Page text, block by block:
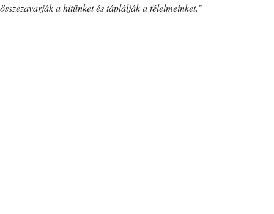
összezavarják a hitünket és táplálják a félelmeinket.”